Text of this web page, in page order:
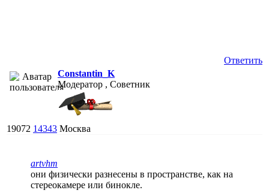
Ответить
Constantin_K
Модератор , Советник
19072 14343 Москва
artvhm
они физически разнесены в пространстве, как на
стереокамере или бинокле.